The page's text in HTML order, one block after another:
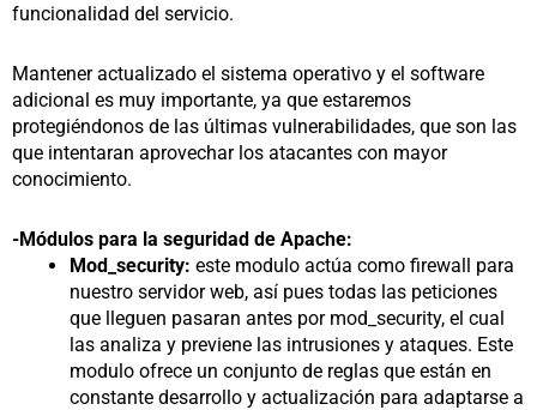
funcionalidad del servicio.
Mantener actualizado el sistema operativo y el software
adicional es muy importante, ya que estaremos
protegiéndonos de las últimas vulnerabilidades, que son las
que intentaran aprovechar los atacantes con mayor
conocimiento.
-Módulos para la seguridad de Apache:
Mod_security: este modulo actúa como firewall para
nuestro servidor web, así pues todas las peticiones
que lleguen pasaran antes por mod_security, el cual
las analiza y previene las intrusiones y ataques. Este
modulo ofrece un conjunto de reglas que están en
constante desarrollo y actualización para adaptarse a